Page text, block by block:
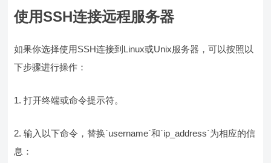
使用SSH连接远程服务器
如果你选择使用SSH连接到Linux或Unix服务器，可以按照以
下步骤进行操作：
1. 打开终端或命令提示符。
2. 输入以下命令，替换`username`和`ip_address`为相应的信
息：